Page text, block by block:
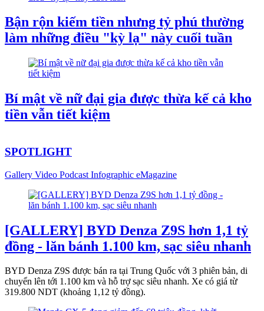
Bận rộn kiếm tiền nhưng tỷ phú thường
làm những điều "kỳ lạ" này cuối tuần
Bí mật về nữ đại gia được thừa kế cả kho
tiền vẫn tiết kiệm
SPOTLIGHT
Gallery Video Podcast Infographic eMagazine
[GALLERY] BYD Denza Z9S hơn 1,1 tỷ
đồng - lăn bánh 1.100 km, sạc siêu nhanh
BYD Denza Z9S được bán ra tại Trung Quốc với 3 phiên bản, di
chuyển lên tới 1.100 km và hỗ trợ sạc siêu nhanh. Xe có giá từ
319.800 NDT (khoảng 1,12 tỷ đồng).